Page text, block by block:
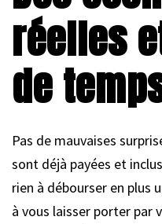
réelles
de
Pas de mauvaises
sont déjà payées et
rien à débourser en plus
à vous laisser porter par